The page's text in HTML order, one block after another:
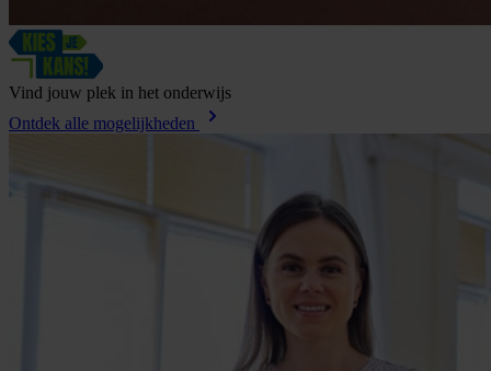
Vind jouw plek in het onderwijs
Ontdek alle mogelijkheden